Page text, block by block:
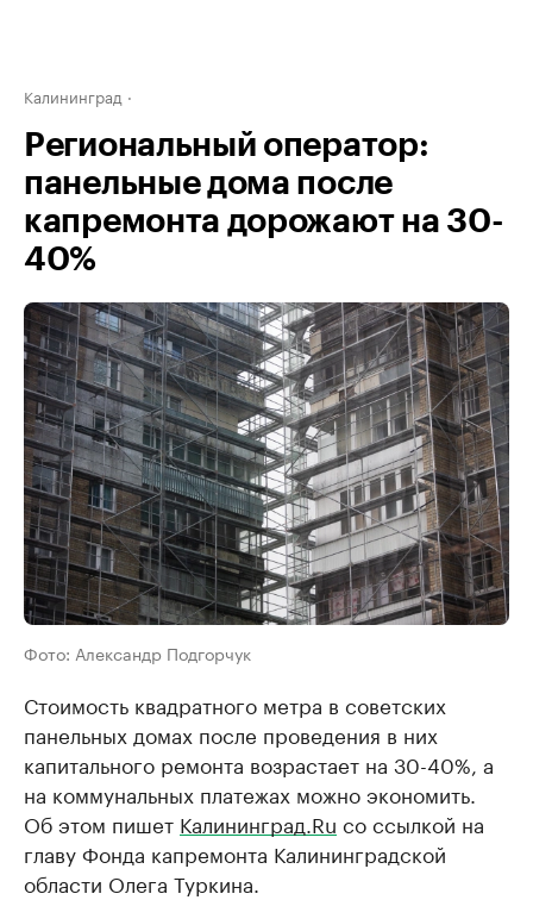
Калининград
Региональный оператор:
панельные дома после
капремонта дорожают на 30-
40%
Фото: Александр Подгорчук
Стоимость квадратного метра в советских
панельных домах после проведения в них
капитального ремонта возрастает на 30-40%, а
на коммунальных платежах можно экономить.
Об этом пишет Калининград.Ru со ссылкой на
главу Фонда капремонта Калининградской
области Олега Туркина.